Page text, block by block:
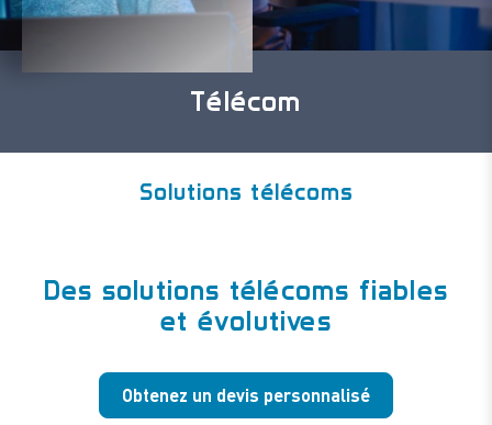
Télécom
Solutions télécoms
Des solutions télécoms fiables
et évolutives
Obtenez un devis personnalisé